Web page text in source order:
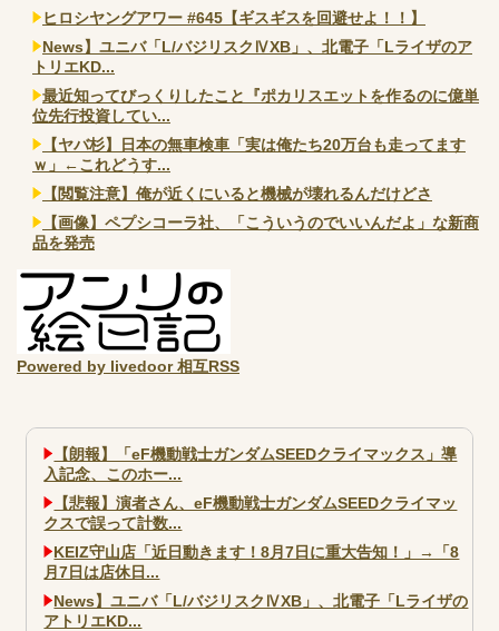
ヒロシヤングアワー #645【ギスギスを回避せよ！！】
News】ユニバ「L/バジリスクⅣXB」、北電子「Lライザのア
トリエKD...
最近知ってびっくりしたこと『ポカリスエットを作るのに億単
位先行投資してい...
【ヤバ杉】日本の無車検車「実は俺たち20万台も走ってます
ｗ」←これどうす...
【閲覧注意】俺が近くにいると機械が壊れるんだけどさ
【画像】ペプシコーラ社、「こういうのでいいんだよ」な新商
品を発売
Powered by livedoor 相互RSS
【朗報】「eF機動戦士ガンダムSEEDクライマックス」導
入記念、このホー...
【悲報】演者さん、eF機動戦士ガンダムSEEDクライマッ
クスで誤って計数...
KEIZ守山店「近日動きます！8月7日に重大告知！」→「8
月7日は店休日...
News】ユニバ「L/バジリスクⅣXB」、北電子「Lライザの
アトリエKD...